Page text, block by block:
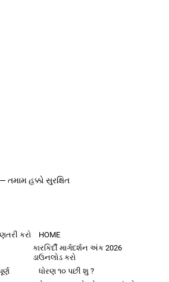
હક્કો સુરક્ષિત
કરો
HOME
કારકિર્દી માર્ગદર્શન અંક 2026
ડાઉનલોડ કરો
ધોરણ ૧૦ પછી શુ ?